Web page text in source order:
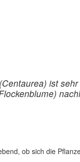
ist
ob sich die